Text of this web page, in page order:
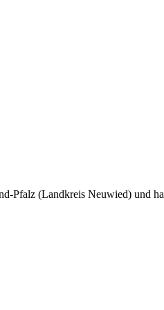
Pfalz (Landkreis Neuwied) und